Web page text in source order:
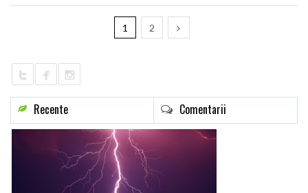
1 2
Recente Comentarii